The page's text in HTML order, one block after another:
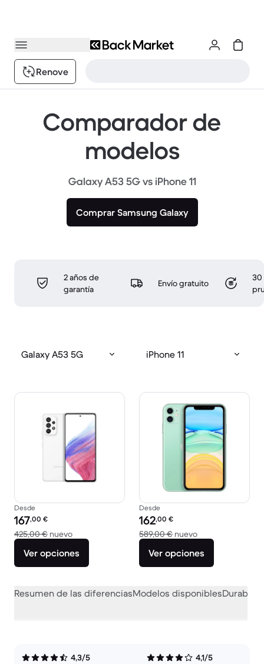
Renove
Comparador de
modelos
Galaxy A53 5G vs iPhone 11
Comprar Samsung Galaxy
2 años de
garantía
Envío gratuito
30
Galaxy A53 5G iPhone 11
Desde
Precio reacondicionado:
167,00 €
425,00 € nuevoEl dispositivo nuevo vale 425,00 €
Ver opciones
Desde
Precio reacondicionado:
162,00 €
589,00 € nuevoEl dispositivo
Ver opciones
Resumen de las diferenciasModelos disponibles
4,3/5
4,1/5